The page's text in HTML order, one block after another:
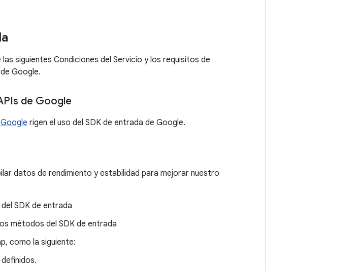
siguientes Condiciones del Servicio y los requisitos de
Google.
de Google
rigen el uso del SDK de entrada de Google.
datos de rendimiento y estabilidad para mejorar nuestro
SDK de entrada
métodos del SDK de entrada
como la siguiente: